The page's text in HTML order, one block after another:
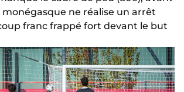
ne réalise un arrêt
franc frappé fort devant le but